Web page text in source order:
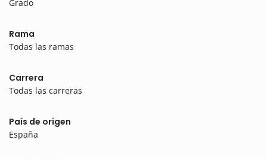
Grado
Rama
Todas las ramas
Carrera
Todas las carreras
País de origen
España